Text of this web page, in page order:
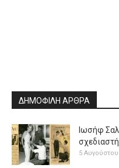
ΔΗΜΟΦΙΛΗ ΑΡΘΡΑ
Ιωσήφ
5